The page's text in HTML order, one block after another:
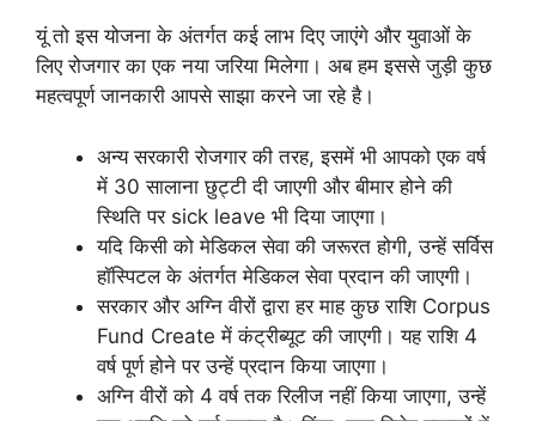
यूं तो इस योजना के अंतर्गत कई लाभ दिए जाएंगे और युवाओं के
लिए रोजगार का एक नया जरिया मिलेगा। अब हम इससे जुड़ी कुछ
महत्वपूर्ण जानकारी आपसे साझा करने जा रहे है।
अन्य सरकारी रोजगार की तरह, इसमें भी आपको एक वर्ष
में 30 सालाना छुट्टी दी जाएगी और बीमार होने की
स्थिति पर sick leave भी दिया जाएगा।
यदि किसी को मेडिकल सेवा की जरूरत होगी, उन्हें सर्विस
हॉस्पिटल के अंतर्गत मेडिकल सेवा प्रदान की जाएगी।
सरकार और अग्नि वीरों द्वारा हर माह कुछ राशि Corpus
Fund Create में कंट्रीब्यूट की जाएगी। यह राशि 4
वर्ष पूर्ण होने पर उन्हें प्रदान किया जाएगा।
अग्नि वीरों को 4 वर्ष तक रिलीज नहीं किया जाएगा, उन्हें